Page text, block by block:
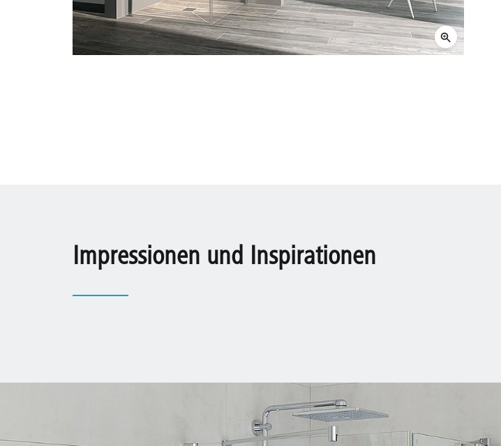
Impressionen und Inspirationen